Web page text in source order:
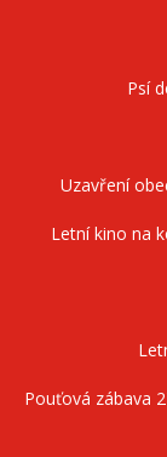
Psí
Uzavření
Letní kino na
Pouťová zábava